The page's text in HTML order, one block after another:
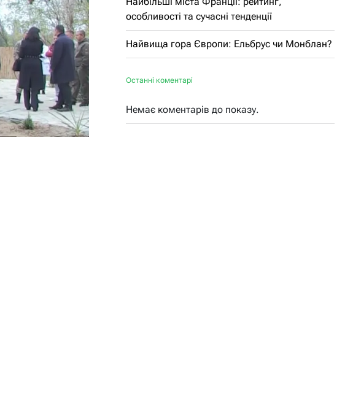
особливості та сучасні тенденції
Найвища гора Європи: Ельбрус чи Монблан?
Останні коментарі
Немає коментарів до показу.